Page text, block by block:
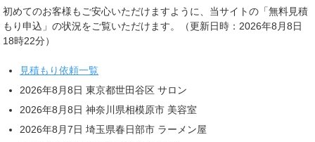
初めてのお客様もご安心いただけますように、当サイトの「無料見積
もり申込」の状況をご覧いただけます。（更新日時：2026年8月8日
18時22分）
見積もり依頼一覧
2026年8月8日 東京都世田谷区 サロン
2026年8月8日 神奈川県相模原市 美容室
2026年8月7日 埼玉県春日部市 ラーメン屋